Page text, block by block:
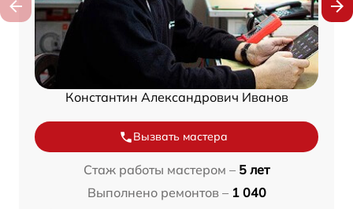
Константин Александрович Иванов
Вызвать мастера
Стаж работы мастером – 5 лет
Выполнено ремонтов – 1 040